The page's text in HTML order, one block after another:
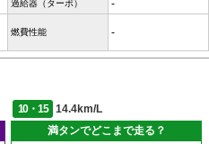
過給器（ターボ） -
燃費性能 -
10・15
14.4km/L
満タンでどこまで走る？